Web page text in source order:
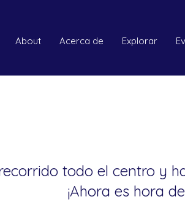
About Acerca de Explorar
todo el centro y
¡Ahora es hora